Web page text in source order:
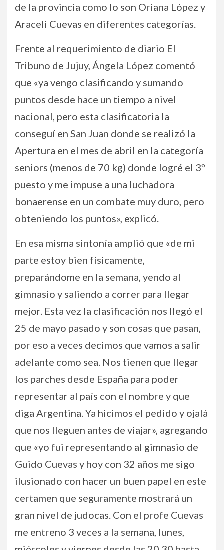
de la provincia como lo son Oriana López y
Araceli Cuevas en diferentes categorías.
Frente al requerimiento de diario El
Tribuno de Jujuy, Ángela López comentó
que «ya vengo clasificando y sumando
puntos desde hace un tiempo a nivel
nacional, pero esta clasificatoria la
conseguí en San Juan donde se realizó la
Apertura en el mes de abril en la categoría
seniors (menos de 70 kg) donde logré el 3º
puesto y me impuse a una luchadora
bonaerense en un combate muy duro, pero
obteniendo los puntos», explicó.
En esa misma sintonía amplió que «de mi
parte estoy bien físicamente,
preparándome en la semana, yendo al
gimnasio y saliendo a correr para llegar
mejor. Esta vez la clasificación nos llegó el
25 de mayo pasado y son cosas que pasan,
por eso a veces decimos que vamos a salir
adelante como sea. Nos tienen que llegar
los parches desde España para poder
representar al país con el nombre y que
diga Argentina. Ya hicimos el pedido y ojalá
que nos lleguen antes de viajar», agregando
que «yo fui representando al gimnasio de
Guido Cuevas y hoy con 32 años me sigo
ilusionado con hacer un buen papel en este
certamen que seguramente mostrará un
gran nivel de judocas. Con el profe Cuevas
me entreno 3 veces a la semana, lunes,